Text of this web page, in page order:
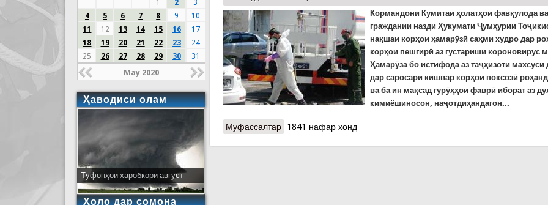
Кормандони Кумитаиҳолатҳои фавқулода
граждании назди Ҳукумати Ҷумҳурии
нақшаи корҳои ҳамарӯзӣ саҳми худро дар
корҳои пешгирӣ аз густариши короновирус
Ҳамарӯза бо истифода аз таҷҳизоти
дар саросари кишвар корҳои поксозӣ
ва ба ин мақсад гурӯҳҳои фаврӣ иборат аз
кимиёшиносон, наҷотдиҳандагон...
Муфассалтар о Хабарҳо аз тадобири пешгирӣ аз короновирус COVID-19
1841 нафар хонд
1
2
3
4
5 6 7 8 9
10
11
12 13 14 15 16
17
18
19 20 21 22 23
24
25
26 27 28 29 30 31
May 2020
Ҳаводиси олам
Тӯфонҳои харобкори август
Ҳоло дар сомона